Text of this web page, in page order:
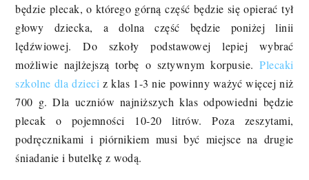
będzie plecak, o którego górną część będzie się opierać tył
głowy dziecka, a dolna część będzie poniżej linii
lędźwiowej. Do szkoły podstawowej lepiej wybrać
możliwie najlżejszą torbę o sztywnym korpusie.Plecaki
szkolne dla dzieci z klas 1-3 nie powinny ważyć więcej niż
700 g. Dla uczniów najniższych klas odpowiedni będzie
plecak o pojemności 10-20 litrów. Poza zeszytami,
podręcznikami i piórnikiem musi być miejsce na drugie
śniadanie i butelkę z wodą.